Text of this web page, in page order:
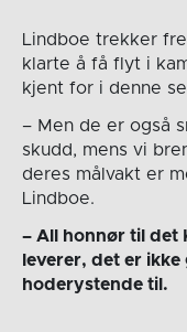
Lindboe trekker
klarte å få flyt i
kjent for i denne
– Men de er også
skudd, mens vi
deres målvakt er
Lindboe.
– All honnør til det
leverer, det er
hoderystende til.